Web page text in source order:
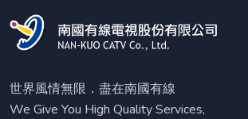
世界風情無限．盡在南國有線
We Give You High Quality Services,